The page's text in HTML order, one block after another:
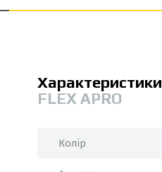
Характеристики
FLEX APRO
Колір